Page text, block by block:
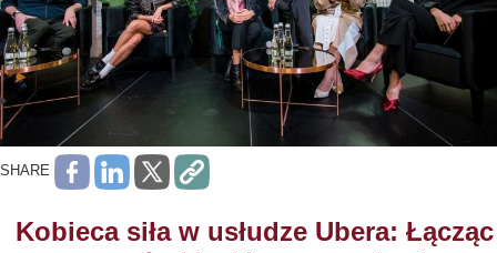
SHARE
Kobieca siła w usłudze Ubera: Łącząc